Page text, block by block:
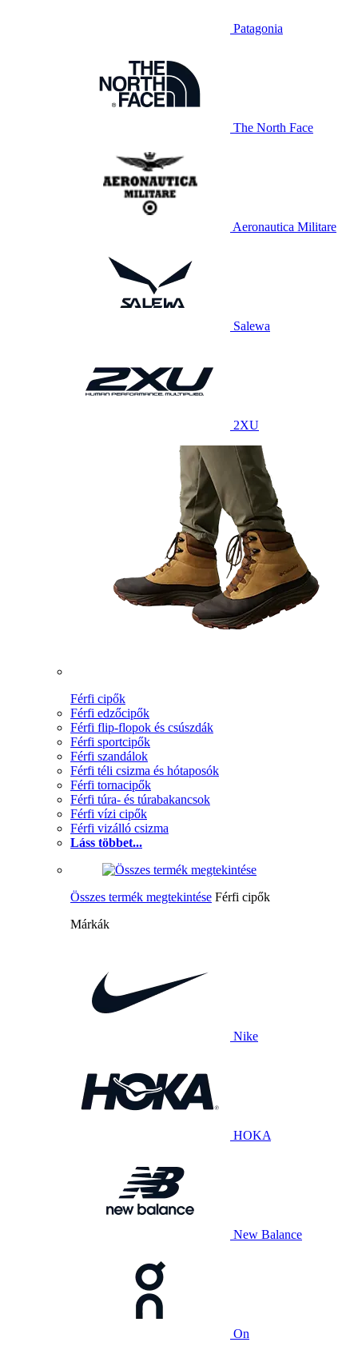
Patagonia
The North Face
Aeronautica Militare
Salewa
2XU
Férfi cipők
Férfi edzőcipők
Férfi flip-flopok és csúszdák
Férfi sportcipők
Férfi szandálok
Férfi téli csizma és hótaposók
Férfi tornacipők
Férfi túra- és túrabakancsok
Férfi vízi cipők
Férfi vizálló csizma
Láss többet...
Összes termék megtekintése Férfi cipők
Márkák
Nike
HOKA
New Balance
On